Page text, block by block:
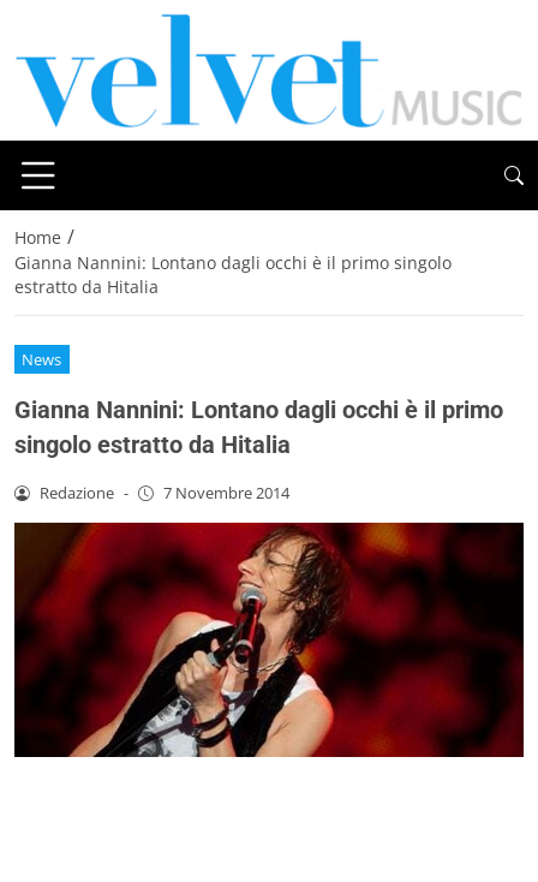
Home /
Gianna Nannini: Lontano dagli occhi è il primo singolo
estratto da Hitalia
News
Gianna Nannini: Lontano dagli occhi è il primo
singolo estratto da Hitalia
Redazione - 7 Novembre 2014